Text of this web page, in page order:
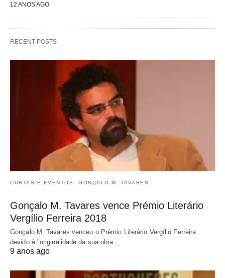
12 ANOS AGO
RECENT POSTS
CURTAS E EVENTOS GONÇALO M. TAVARES
Gonçalo M. Tavares vence Prémio Literário
Vergílio Ferreira 2018
Gonçalo M. Tavares venceu o Prémio Literário Vergílio Ferreira
devido à "originalidade da sua obra…
9 anos ago